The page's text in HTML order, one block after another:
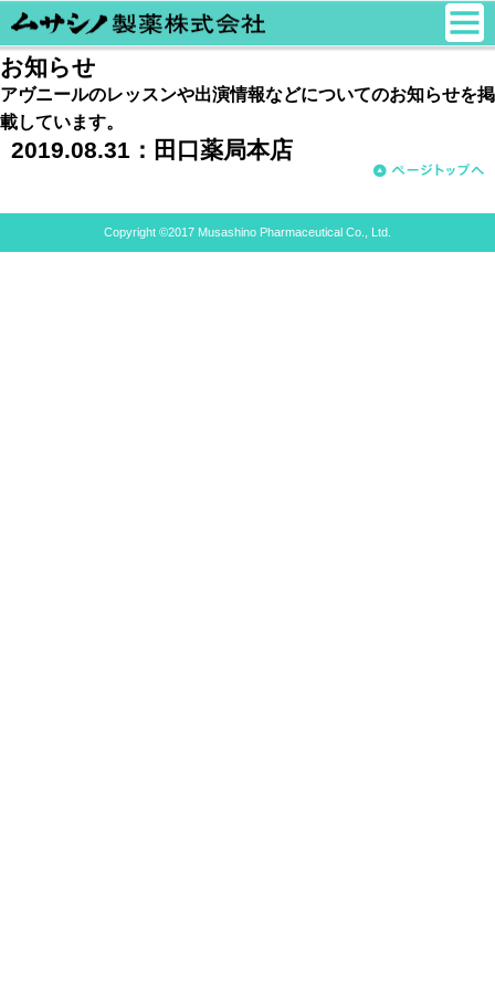
お知らせ
アヴニールのレッスンや出演情報などについてのお知らせを掲
載しています。
2019.08.31： 田口薬局本店
Copyright ©2017 Musashino Pharmaceutical Co., Ltd.